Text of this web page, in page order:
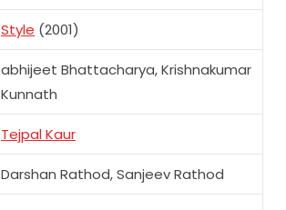
Style (2001)
abhijeet Bhattacharya, Krishnakumar
Kunnath
Tejpal Kaur
Darshan Rathod, Sanjeev Rathod